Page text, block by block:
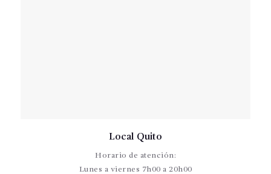
Local Quito
Horario de atención:
Lunes a viernes 7h00 a 20h00